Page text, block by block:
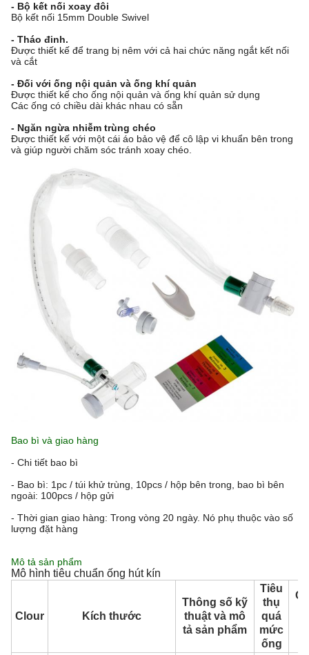
- Bộ kết nối xoay đôi
Bộ kết nối 15mm Double Swivel
- Tháo đinh.
Được thiết kế để trang bị nêm với cả hai chức năng ngắt kết nối
và cắt
- Đối với ống nội quản và ống khí quản
Được thiết kế cho ống nội quản và ống khí quản sử dụng
Các ống có chiều dài khác nhau có sẵn
- Ngăn ngừa nhiễm trùng chéo
Được thiết kế với một cái áo bảo vệ để cô lập vi khuẩn bên trong
và giúp người chăm sóc tránh xoay chéo.
Bao bì và giao hàng
- Chi tiết bao bì
- Bao bì: 1pc / túi khử trùng, 10pcs / hộp bên trong, bao bì bên
ngoài: 100pcs / hộp gửi
- Thời gian giao hàng: Trong vòng 20 ngày. Nó phụ thuộc vào số
lượng đặt hàng
Mô tả sản phẩm
Mô hình tiêu chuẩn ống hút kín
Clour Kích thước
Thông số kỹ
thuật và mô
tả sản phẩm
Tiêu
thụ
quá
mức
ống